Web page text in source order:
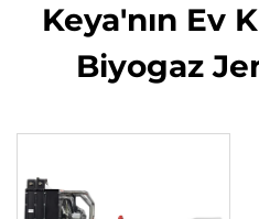
Keya'nın Ev
Biyogaz